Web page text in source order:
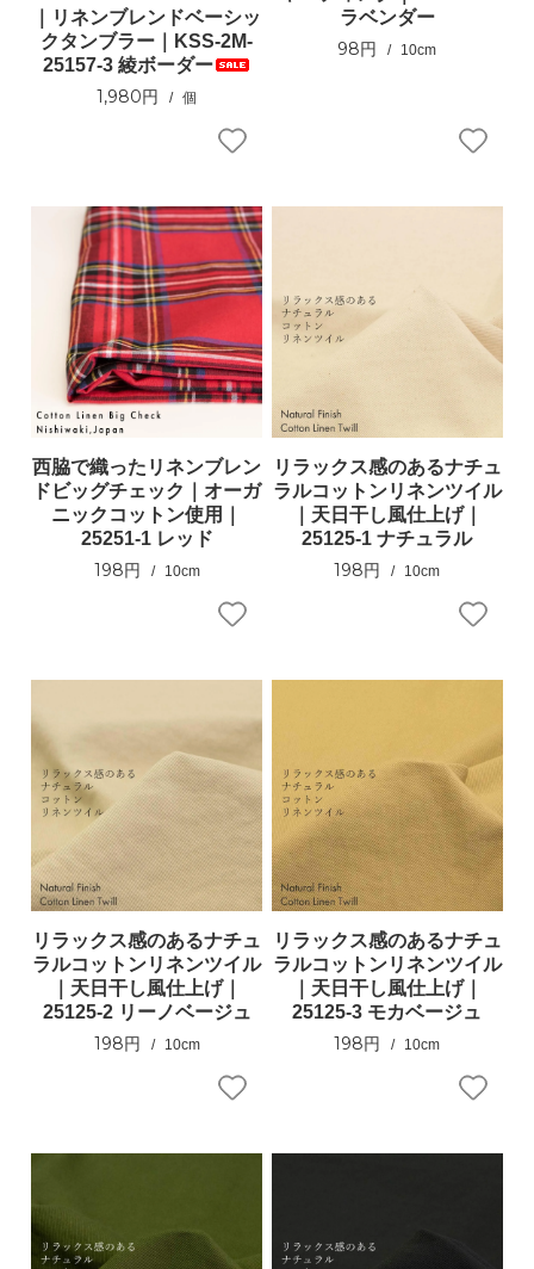
｜リネンブレンドベーシッ
クタンブラー｜KSS-2M-
25157-3 綾ボーダー
1,980円 個
ラベンダー
98円 10cm
西脇で織ったリネンブレン
ドビッグチェック｜オーガ
ニックコットン使用｜
25251-1 レッド
198円 10cm
リラックス感のあるナチュ
ラルコットンリネンツイル
｜天日干し風仕上げ｜
25125-1 ナチュラル
198円 10cm
リラックス感のあるナチュ
ラルコットンリネンツイル
｜天日干し風仕上げ｜
25125-2 リーノベージュ
198円 10cm
リラックス感のあるナチュ
ラルコットンリネンツイル
｜天日干し風仕上げ｜
25125-3 モカベージュ
198円 10cm